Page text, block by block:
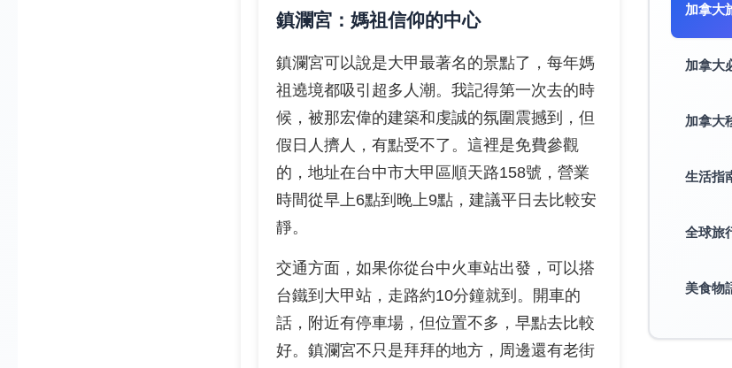
鎮瀾宮：媽祖信仰的中心
鎮瀾宮可以說是大甲最著名的景點了，每年媽
祖遶境都吸引超多人潮。我記得第一次去的時
候，被那宏偉的建築和虔誠的氛圍震撼到，但
假日人擠人，有點受不了。這裡是免費參觀
的，地址在台中市大甲區順天路158號，營業
時間從早上6點到晚上9點，建議平日去比較安
靜。
交通方面，如果你從台中火車站出發，可以搭
台鐵到大甲站，走路約10分鐘就到。開車的
話，附近有停車場，但位置不多，早點去比較
好。鎮瀾宮不只是拜拜的地方，周邊還有老街
加拿大
加拿大
加拿大
生活指
全球旅
美食物